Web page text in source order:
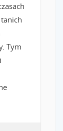
Tym